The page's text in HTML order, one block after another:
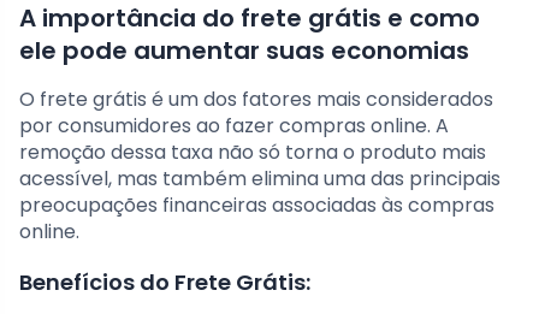
A importância do frete grátis e como
ele pode aumentar suas economias
O frete grátis é um dos fatores mais considerados
por consumidores ao fazer compras online. A
remoção dessa taxa não só torna o produto mais
acessível, mas também elimina uma das principais
preocupações financeiras associadas às compras
online.
Benefícios do Frete Grátis: